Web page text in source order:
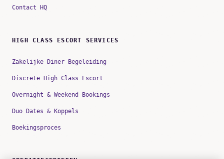
Contact HQ
HIGH CLASS ESCORT SERVICES
Zakelijke Diner Begeleiding
Discrete High Class Escort
Overnight & Weekend Bookings
Duo Dates & Koppels
Boekingsproces